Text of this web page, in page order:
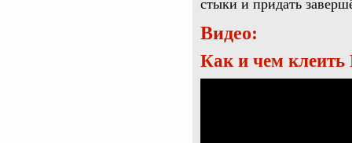
стыки и придать
Видео:
Как и чем клеить